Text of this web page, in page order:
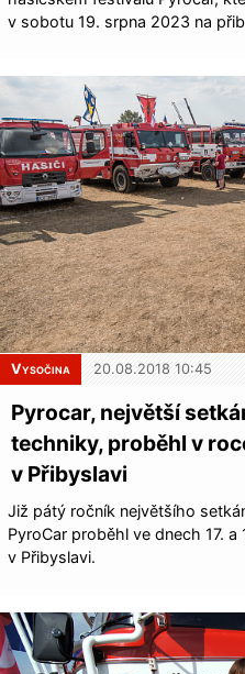
v sobotu 19. srpna 2023 na
Vysočina 20.08.2018 10:45
Pyrocar, největší
techniky, proběhl v
v Přibyslavi
Již pátý ročník největšího
PyroCar proběhl ve dnech 17.
v Přibyslavi.